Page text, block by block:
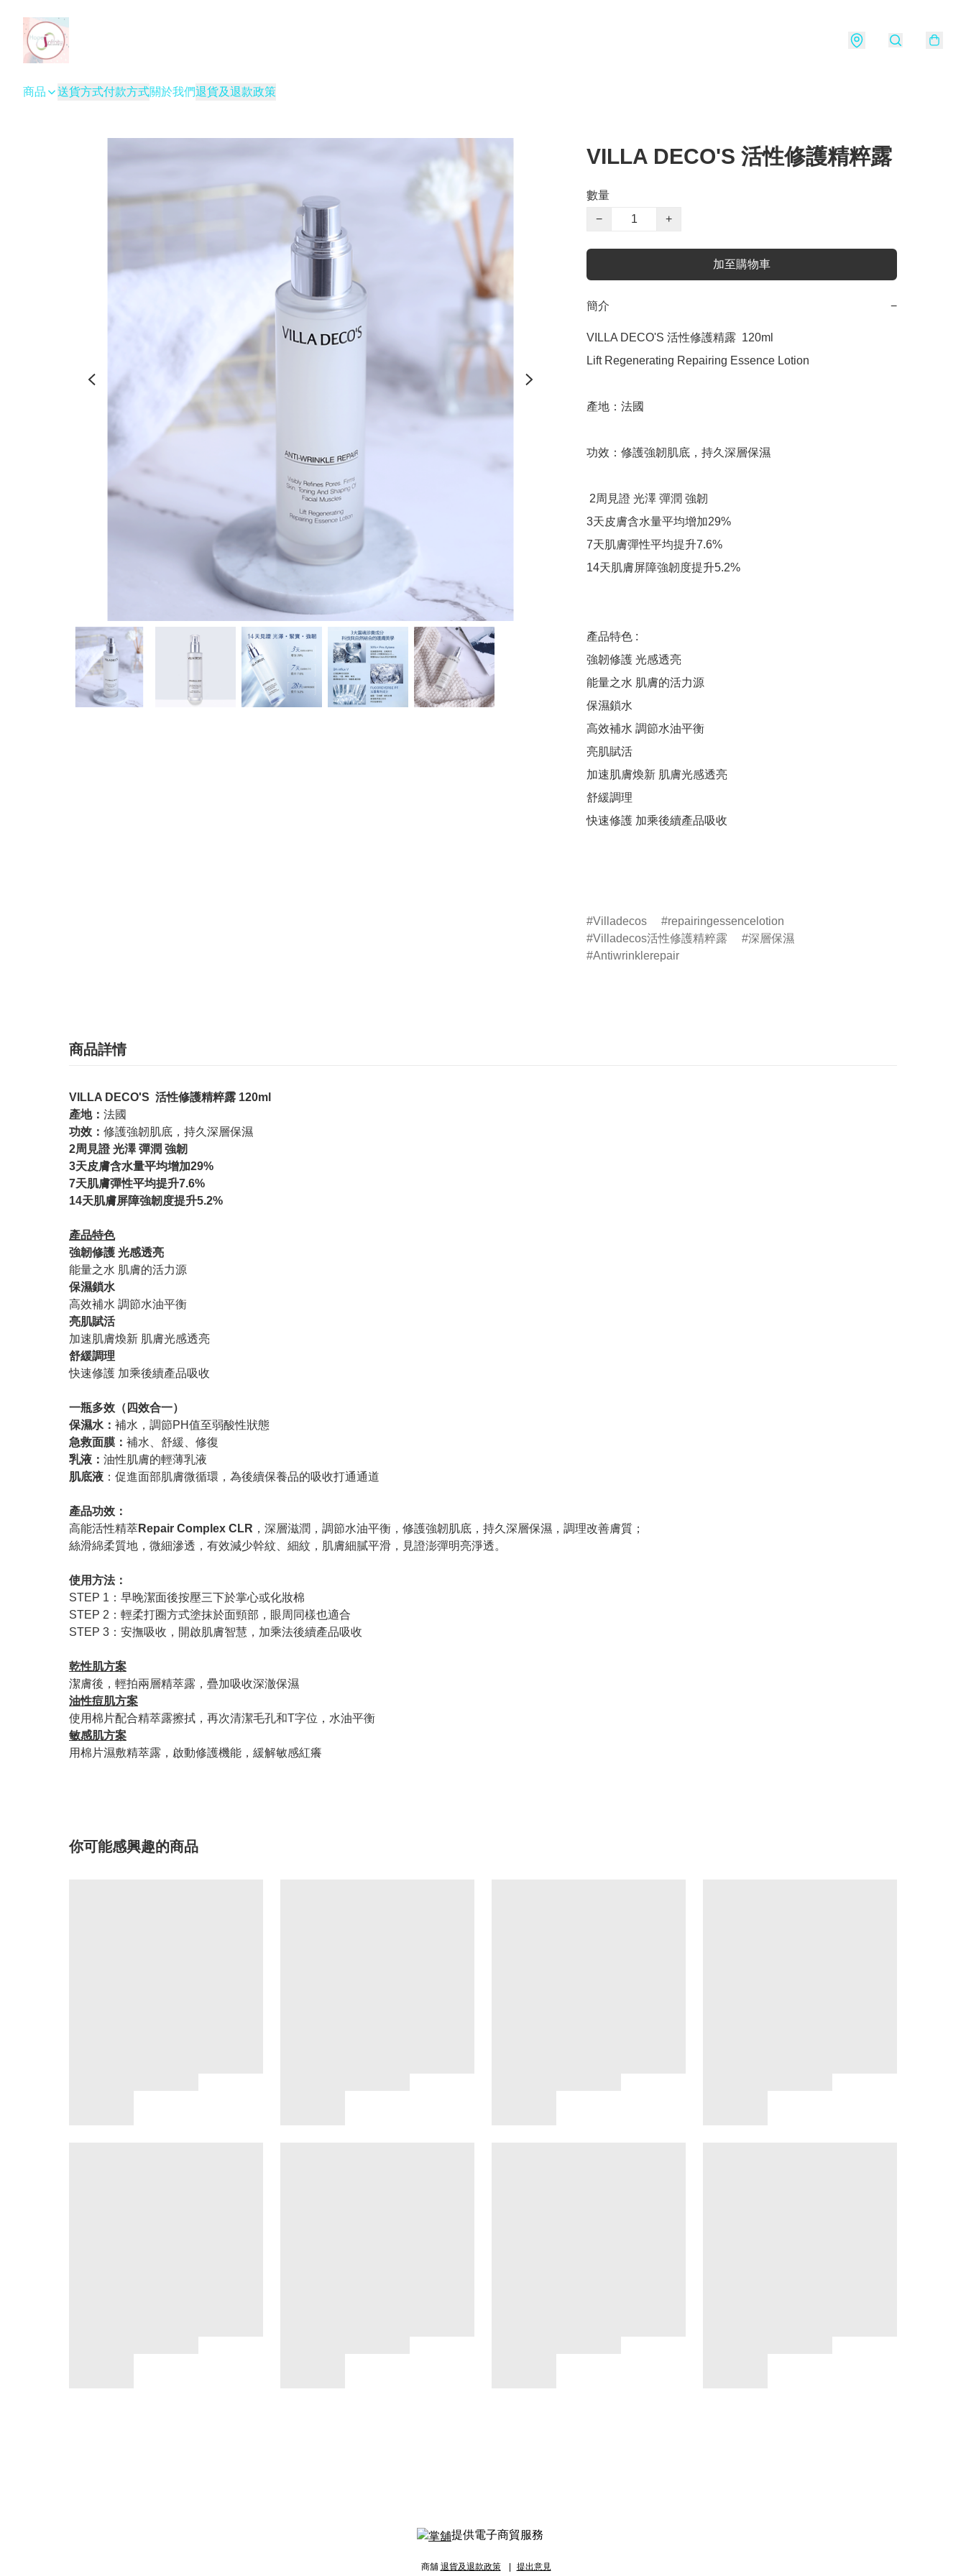
商品 送貨方式付款方式關於我們退貨及退款政策
VILLA DECO'S 活性修護精粹露
數量
−
+
加至購物車
簡介 −
VILLA DECO'S 活性修護精露  120ml
Lift Regenerating Repairing Essence Lotion
產地：法國
功效：修護強韌肌底，持久深層保濕
3天皮膚含水量平均增加29%
7天肌膚彈性平均提升7.6%
14天肌膚屏障強韌度提升5.2%
產品特色 :
強韌修護 光感透亮
能量之水 肌膚的活力源
保濕鎖水
高效補水 調節水油平衡
亮肌賦活
加速肌膚煥新 肌膚光感透亮
舒緩調理
快速修護 加乘後續產品吸收
Villadecos
repairingessencelotion
Villadecos活性修護精粹露
深層保濕
Antiwrinklerepair
商品詳情
VILLA DECO'S 活性修護精粹露 120ml
產地： 法國
功效： 修護強韌肌底，持久深層保濕
2周見證 光澤 彈潤 強韌
3天皮膚含水量平均增加29%
7天肌膚彈性平均提升7.6%
14天肌膚屏障強韌度提升5.2%
產品特色
強韌修護 光感透亮
能量之水 肌膚的活力源
保濕鎖水
高效補水 調節水油平衡
亮肌賦活
加速肌膚煥新 肌膚光感透亮
舒緩調理
快速修護 加乘後續產品吸收
一瓶多效（四效合一）
保濕水： 補水，調節PH值至弱酸性狀態
急救面膜： 補水、舒緩、修復
乳液： 油性肌膚的輕薄乳液
肌底液 ：促進面部肌膚微循環，為後續保養品的吸收打通通道
產品功效：
高能活性精萃Repair Complex CLR ，深層滋潤，調節水油平衡，修護強韌肌底，持久深層保濕，調理改善膚質；
絲滑綿柔質地，微細滲透，有效減少幹紋、細紋，肌膚細膩平滑，見證澎彈明亮淨透。
使用方法：
STEP 1：早晚潔面後按壓三下於掌心或化妝棉
STEP 2：輕柔打圈方式塗抹於面頸部，眼周同樣也適合
STEP 3：安撫吸收，開啟肌膚智慧，加乘法後續產品吸收
乾性肌方案
潔膚後，輕拍兩層精萃露，疊加吸收深澈保濕
油性痘肌方案
使用棉片配合精萃露擦拭，再次清潔毛孔和T字位，水油平衡
敏感肌方案
用棉片濕敷精萃露，啟動修護機能，緩解敏感紅癢
你可能感興趣的商品
提供電子商貿服務
商舖 退貨及退款政策 提出意見